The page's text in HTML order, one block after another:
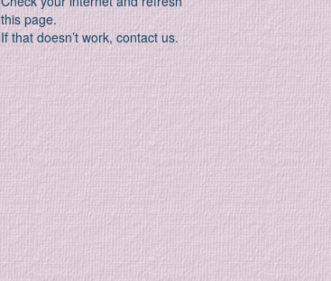
this page.
If that doesn’t work, contact us.